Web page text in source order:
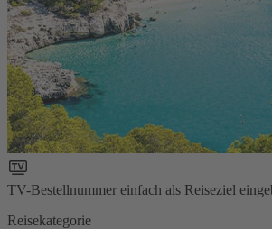
TV-Bestellnummer einfach als Reiseziel
Reisekategorie